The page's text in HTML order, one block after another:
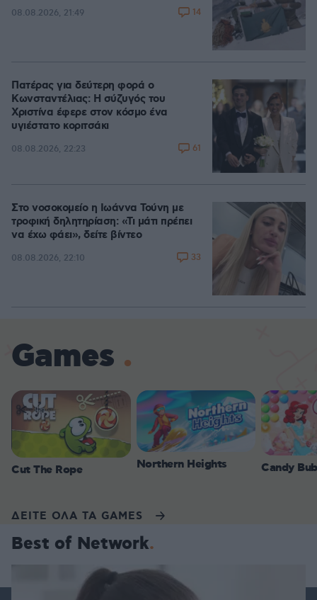
08.08.2026, 21:49 14
Πατέρας για δεύτερη φορά ο
Κωνσταντέλιας: Η σύζυγός του
Χριστίνα έφερε στον κόσμο ένα
υγιέστατο κοριτσάκι
08.08.2026, 22:23 61
Στο νοσοκομείο η Ιωάννα Τούνη με
τροφική δηλητηρίαση: «Τι μάτι πρέπει
να έχω φάει», δείτε βίντεο
08.08.2026, 22:10 33
Games
Cut The Rope Northern Heights Candy
ΔΕΙΤΕ ΟΛΑ ΤΑ GAMES
Best of Network